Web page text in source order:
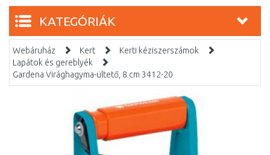
KATEGÓRIÁK
Webáruház Kert
Kerti kéziszerszámok
Lapátok és gereblyék
Gardena Virághagyma-ültető, 8 cm 3412-20